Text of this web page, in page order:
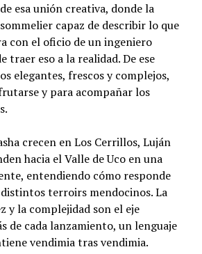
esa unión creativa, donde la
capaz de describir lo que
con el oficio de un ingeniero
traer eso a la realidad. De ese
elegantes, frescos y complejos,
y para acompañar los
crecen en Los Cerrillos, Luján
hacia el Valle de Uco en una
entendiendo cómo responde
terroirs mendocinos. La
y la complejidad son el eje
de cada lanzamiento, un lenguaje
vendimia tras vendimia.